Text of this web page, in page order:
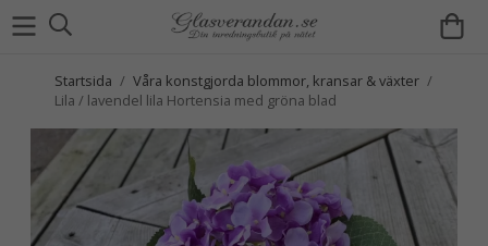
Startsida / Våra konstgjorda blommor, kransar & växter /
Lila / lavendel lila Hortensia med gröna blad